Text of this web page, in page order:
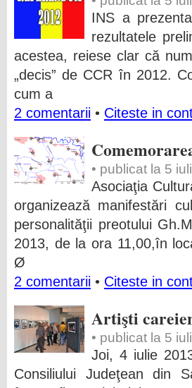
INS a
rezultatele
acestea, reiese clar că
„decis” de CCR în 2012.
cum a
2 comentarii • Citeste in
• publicat la 5
Asociaţia
organizează manifestări
personalităţii preotului
2013, de la ora 11,00,în
Ø
2 comentarii • Citeste in
Artişti
• publicat la 5
Joi, 4 iulie
Consiliului Judeţean din